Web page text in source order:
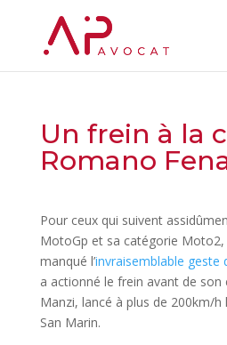
Un frein à la
Romano
Pour ceux qui suivent
MotoGp et sa catégorie Moto2,
manqué l’invraisemblable geste
a actionné le frein avant de
Manzi, lancé à plus de 200km/h
San Marin.